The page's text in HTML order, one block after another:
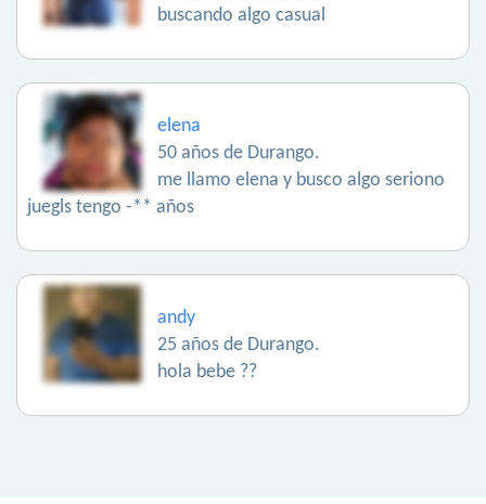
buscando algo casual
elena
50 años de Durango.
me llamo elena y busco algo seriono
juegls tengo -** años
andy
25 años de Durango.
hola bebe ??